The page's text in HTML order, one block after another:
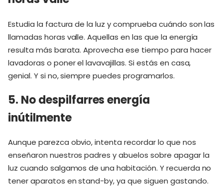
Estudia la factura de la luz y comprueba cuándo son las
llamadas horas valle. Aquellas en las que la energía
resulta más barata. Aprovecha ese tiempo para hacer
lavadoras o poner el lavavajillas. Si estás en casa,
genial. Y si no, siempre puedes programarlos.
5. No despilfarres energía
inútilmente
Aunque parezca obvio, intenta recordar lo que nos
enseñaron nuestros padres y abuelos sobre apagar la
luz cuando salgamos de una habitación. Y recuerda no
tener aparatos en stand-by, ya que siguen gastando.